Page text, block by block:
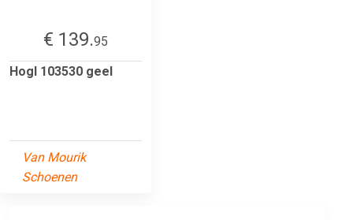
€ 139.95
Hogl 103530 geel
Van Mourik
Schoenen